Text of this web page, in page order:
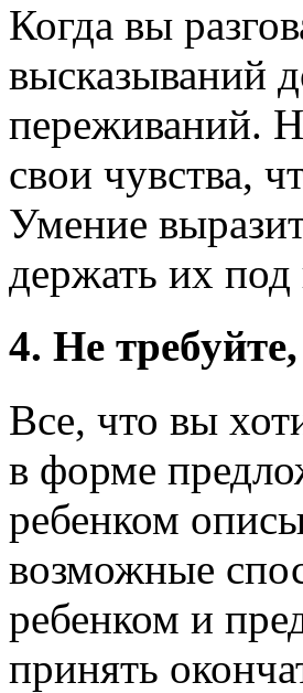
Когда вы
высказываний
переживаний.
свои чувства,
Умение
держать их
4. Не
Все, что вы
в форме
ребенком
возможные
ребенком и
принять